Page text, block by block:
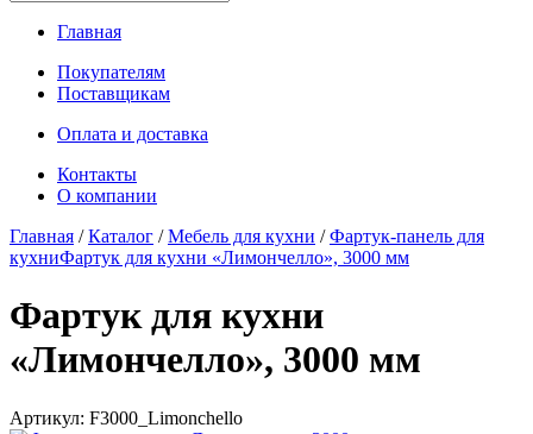
Главная
Покупателям
Поставщикам
Оплата и доставка
Контакты
О компании
Главная /Каталог /Мебель для кухни /Фартук-панель для
кухниФартук для кухни «Лимончелло», 3000 мм
Фартук для кухни
«Лимончелло», 3000 мм
Артикул: F3000_Limonchello